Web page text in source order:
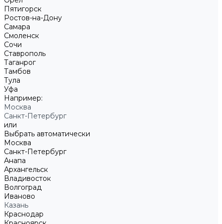
Пятигорск
Ростов-на-Дону
Самара
Смоленск
Сочи
Ставрополь
Таганрог
Тамбов
Тула
Уфа
Например:
Москва
Санкт-Петербург
или
Выбрать автоматически
Москва
Санкт-Петербург
Анапа
Архангельск
Владивосток
Волгоград
Иваново
Казань
Краснодар